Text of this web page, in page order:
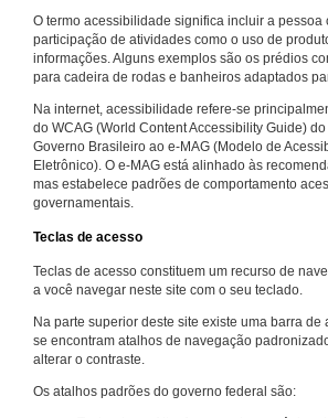
O termo acessibilidade significa incluir a pessoa
participação de atividades como o uso de
informações. Alguns exemplos são os prédios
para cadeira de rodas e banheiros adaptados
Na internet, acessibilidade refere-se
do WCAG (World Content Accessibility Guide)
Governo Brasileiro ao e-MAG (Modelo de
Eletrônico). O e-MAG está alinhado às
mas estabelece padrões de comportamento
governamentais.
Teclas de acesso
Teclas de acesso constituem um recurso de
a você navegar neste site com o seu teclado.
Na parte superior deste site existe uma barra
se encontram atalhos de navegação
alterar o contraste.
Os atalhos padrões do governo federal são: